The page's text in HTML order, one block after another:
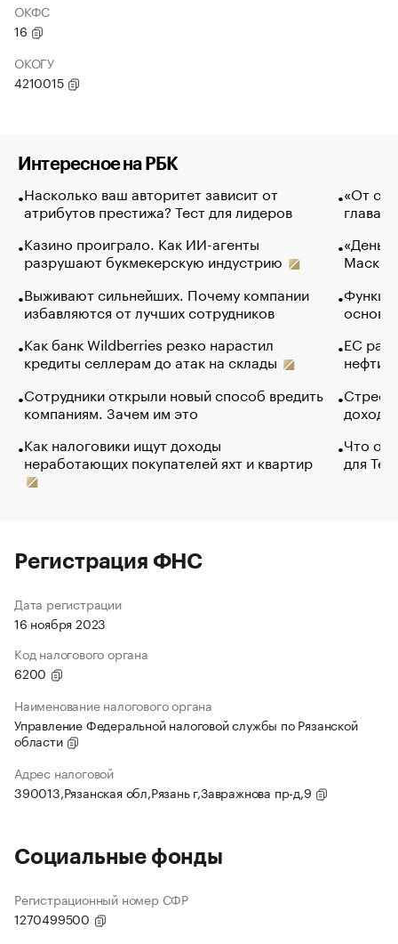
ОКФС
16
ОКОГУ
4210015
Интересное на РБК
Насколько ваш авторитет зависит от
атрибутов престижа? Тест для лидеров
Казино проиграло. Как ИИ-агенты
разрушают букмекерскую индустрию
Выживают сильнейших. Почему компании
избавляются от лучших сотрудников
Как банк Wildberries резко нарастил
кредиты селлерам до атак на склады
Сотрудники открыли новый способ вредить
компаниям. Зачем им это
Как налоговики ищут доходы
неработающих покупателей яхт и квартир
«От
глава
Маск в
основ
ЕС
нефти
Что
для
Регистрация ФНС
Дата регистрации
16 ноября 2023
Код налогового органа
6200
Наименование налогового органа
Управление Федеральной налоговой службы по Рязанской
области
Адрес налоговой
390013,Рязанская обл,Рязань г,Завражнова пр-д,9
Социальные фонды
Регистрационный номер СФР
1270499500